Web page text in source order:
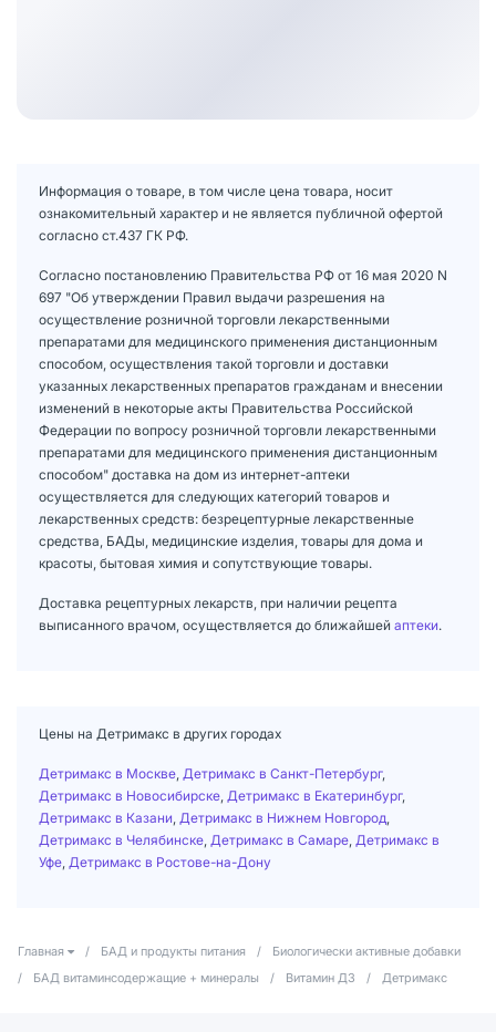
Информация о товаре, в том числе цена товара, носит
ознакомительный характер и не является публичной офертой
согласно ст.437 ГК РФ.
Согласно постановлению Правительства РФ от 16 мая 2020 N
697 "Об утверждении Правил выдачи разрешения на
осуществление розничной торговли лекарственными
препаратами для медицинского применения дистанционным
способом, осуществления такой торговли и доставки
указанных лекарственных препаратов гражданам и внесении
изменений в некоторые акты Правительства Российской
Федерации по вопросу розничной торговли лекарственными
препаратами для медицинского применения дистанционным
способом" доставка на дом из интернет-аптеки
осуществляется для следующих категорий товаров и
лекарственных средств: безрецептурные лекарственные
средства, БАДы, медицинские изделия, товары для дома и
красоты, бытовая химия и сопутствующие товары.
Доставка рецептурных лекарств, при наличии рецепта
выписанного врачом, осуществляется до ближайшей аптеки.
Цены на Детримакс в других городах
Детримакс в Москве Детримакс в Санкт-Петербург,
Детримакс в Новосибирске Детримакс в Екатеринбург,
Детримакс в Казани Детримакс в Нижнем Новгород
Детримакс в Челябинске Детримакс в Самаре Детримакс в
Уфе Детримакс в Ростове-на-Дону
Главная / БАД и продукты питания /
Биологически активные добавки
/
БАД витаминсодержащие + минералы / Витамин Д3 / Детримакс